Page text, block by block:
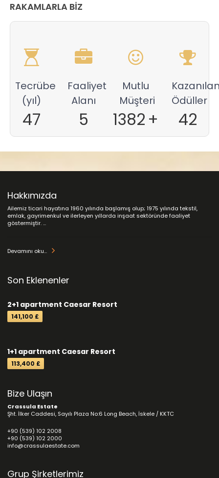
RAKAMLARLA BİZ
Tecrübe
(yıl)
47
Faaliyet
Alanı
5
Mutlu
Müşteri
1400 +
Ödüller
42
Hakkımızda
Ailemiz ticari hayatına 1960 yılında başlamış olup; 1975 yılında tekstil,
emlak, gayrimenkul ve ilerleyen yıllarda inşaat sektöründe faaliyet
göstermiştir. ...
Devamını oku...
Son Eklenenler
2+1 apartment Caesar Resort
141,100 £
1+1 apartment Caesar Resort
113,400 £
Bize Ulaşın
Crassula Estate
Şht. İlker Caddesi, Sayılı Plaza No:6 Long Beach, İskele / KKTC
+90 (539) 102 2008
+90 (539) 102 2000
info@crassulaestate.com
Grup Şirketlerimiz